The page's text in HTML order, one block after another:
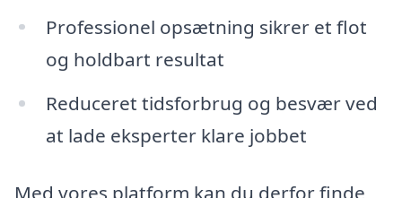
Professionel opsætning sikrer et flot
og holdbart resultat
Reduceret tidsforbrug og besvær ved
at lade eksperter klare jobbet
Med vores platform kan du derfor finde